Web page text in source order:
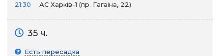
21:30 АС Харків-1 (пр. Гагаіна, 22)
35 ч.
Есть пересадка